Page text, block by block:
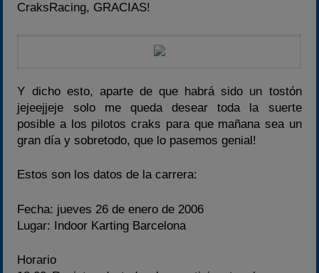
CraksRacing, GRACIAS!
Y dicho esto, aparte de que habrá sido un tostón
jejeejjeje solo me queda desear toda la suerte
posible a los pilotos craks para que mañana sea un
gran día y sobretodo, que lo pasemos genial!
Estos son los datos de la carrera:
Fecha: jueves 26 de enero de 2006
Lugar: Indoor Karting Barcelona
Horario